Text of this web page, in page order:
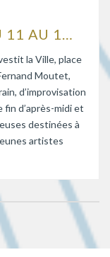
la Ville, place
Moutet,
d’improvisation
d’après-midi et
destinées à
artistes